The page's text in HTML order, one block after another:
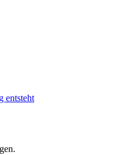
entsteht